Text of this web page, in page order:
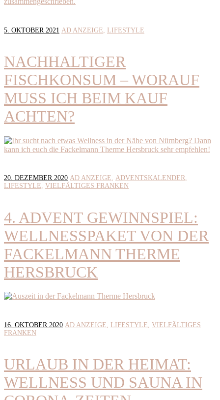
5. OKTOBER 2021 AD ANZEIGE LIFESTYLE
NACHHALTIGER
FISCHKONSUM – WORAUF
MUSS ICH BEIM KAUF
ACHTEN?
20. DEZEMBER 2020 AD ANZEIGE ADVENTSKALENDER
LIFESTYLE VIELFÄLTIGES FRANKEN
4. ADVENT GEWINNSPIEL:
WELLNESSPAKET VON DER
FACKELMANN THERME
HERSBRUCK
16. OKTOBER 2020 AD ANZEIGE LIFESTYLE VIELFÄLTIGES
FRANKEN
URLAUB IN DER HEIMAT:
WELLNESS UND SAUNA IN